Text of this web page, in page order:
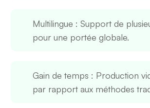
Multilingue : Support de
pour une portée globale.
Gain de temps : Production
par rapport aux méthodes